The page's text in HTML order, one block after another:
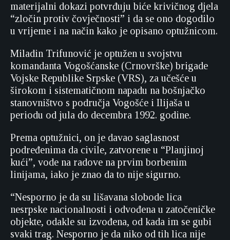
materijalni dokazi potvrđuju biće krivičnog djela
“zločin protiv čovječnosti” i da se ono dogodilo
u vrijeme i na način kako je opisano optužnicom.
Miladin Trifunović je optužen u svojstvu
komandanta Vogošćanske (Crnovrške) brigade
Vojske Republike Srpske (VRS), za učešće u
širokom i sistematičnom napadu na bošnjačko
stanovništvo s područja Vogošće i Ilijaša u
periodu od jula do decembra 1992. godine.
Prema optužnici, on je davao saglasnost
podređenima da civile, zatvorene u “Planjinoj
kući”, vode na radove na prvim borbenim
linijama, iako je znao da to nije sigurno.
“Nesporno je da su lišavana slobode lica
nesrpske nacionalnosti i odvođena u zatočeničke
objekte, odakle su izvođena, od kada im se gubi
svaki trag. Nesporno je da niko od tih lica nije